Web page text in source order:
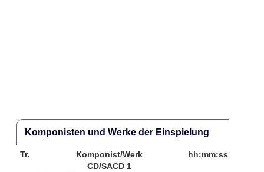
Komponisten und Werke der Einspielung
Tr. Komponist/Werk
hh:mm:ss
CD/SACD 1